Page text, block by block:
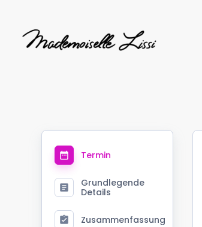
Termin
Grundlegende
Details
Zusammenfassung